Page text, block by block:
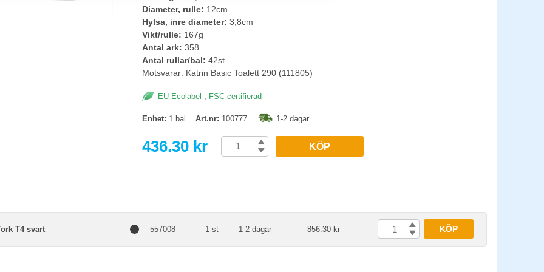
Diameter, rulle: 12cm
Hylsa, inre diameter: 3,8cm
Vikt/rulle: 167g
Antal ark: 358
Antal rullar/bal: 42st
Motsvarar: Katrin Basic Toalett 290 (111805)
EU Ecolabel , FSC-certifierad
Enhet: 1 bal Art.nr: 100777 1-2 dagar
436.30 kr KÖP
T4 svart 557008 1 st 1-2 dagar 856.30 kr KÖP